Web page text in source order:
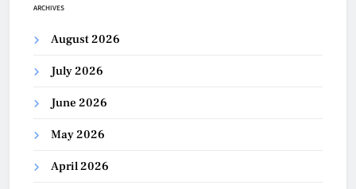
ARCHIVES
August 2026
July 2026
June 2026
May 2026
April 2026